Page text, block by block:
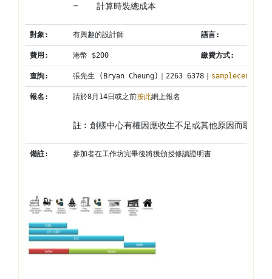
–          計算時裝總成本
對象 : 有興趣的設計師 語言:
費用 : 港幣 $200 繳費方式:
查詢: 張先生 (Bryan Cheung)｜2263 6378｜
報名 : 請於8月14日或之前按此網上報名
註︰創樣中心有權因應收生不足或其他原因而取消
備註: 參加者在工作坊完畢後將獲頒授修讀證明書